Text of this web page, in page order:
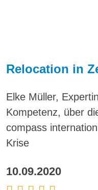
Relocation in
Elke Müller,
Kompetenz, über
compass
Krise
10.09.2020